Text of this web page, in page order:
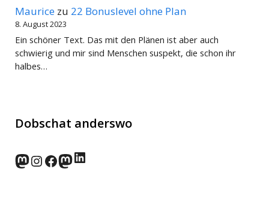
Maurice zu 22 Bonuslevel ohne Plan
8. August 2023
Ein schöner Text. Das mit den Plänen ist aber auch
schwierig und mir sind Menschen suspekt, die schon ihr
halbes…
Dobschat anderswo
norden.social
Instagram
Facebook
wp-punks.social
LinkedIn